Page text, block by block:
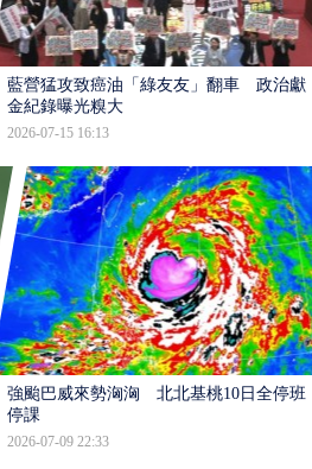
藍營猛攻致癌油「綠友友」翻車 政治獻
金紀錄曝光糗大
2026-07-15 16:13
強颱巴威來勢洶洶 北北基桃10日全停班
停課
2026-07-09 22:33